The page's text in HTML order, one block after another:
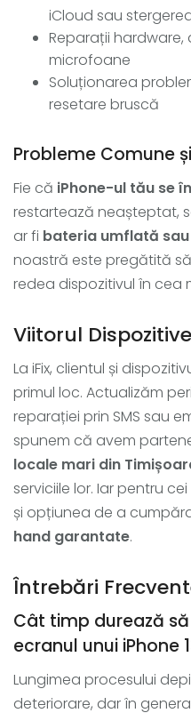
iCloud sau
Reparații hardware,
microfoane
Soluționarea
resetare bruscă
Probleme Comune
Fie că iPhone-ul tău se
restartează neașteptat,
ar fi bateria umflată
noastră este pregătită
redea dispozitivul în cea
Viitorul
La iFix, clientul și
primul loc. Actualizăm
reparației prin SMS sau
spunem că avem
locale mari din
serviciile lor. Iar pentru
și opțiunea de a
hand garantate.
Întrebări
Cât timp durează
ecranul unui iPhone
Lungimea procesului
deteriorare, dar în